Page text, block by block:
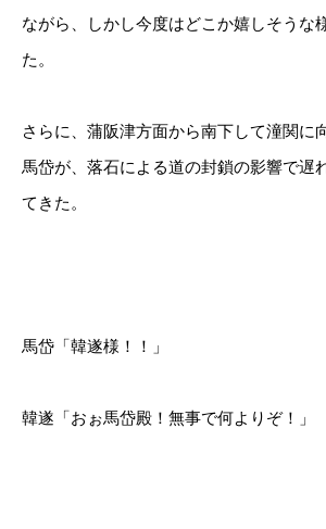
ながら、しかし今度はどこか嬉しそうな
た。
さらに、蒲阪津方面から南下して潼関に
馬岱が、落石による道の封鎖の影響で遅
てきた。
馬岱「韓遂様！！」
韓遂「おぉ馬岱殿！無事で何よりぞ！」